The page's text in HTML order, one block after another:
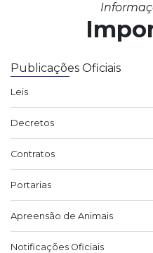
Publicações Oficiais
Leis
Decretos
Contratos
Portarias
Apreensão de Animais
Notificações Oficiais